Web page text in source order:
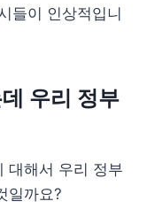
들이 인상적입니
우리 정부
대해서 우리 정부
일까요?